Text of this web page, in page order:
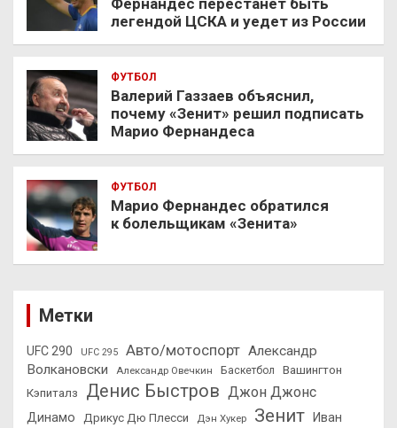
Фернандес перестанет быть
легендой ЦСКА и уедет из России
ФУТБОЛ
Валерий Газзаев объяснил,
почему «Зенит» решил подписать
Марио Фернандеса
ФУТБОЛ
Марио Фернандес обратился
к болельщикам «Зенита»
Метки
UFC 290 UFC 295 Авто/мотоспорт Александр
Волкановски
Александр Овечкин Баскетбол
Вашингтон
Кэпиталз
Денис Быстров Джон Джонс
Динамо Дрикус Дю Плесси Дэн Хукер Зенит
Иван